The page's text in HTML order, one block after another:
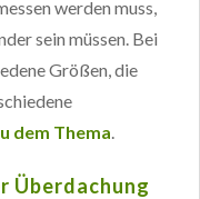
werden muss,
sein müssen. Bei
Größen, die
dem Thema.
Überdachung